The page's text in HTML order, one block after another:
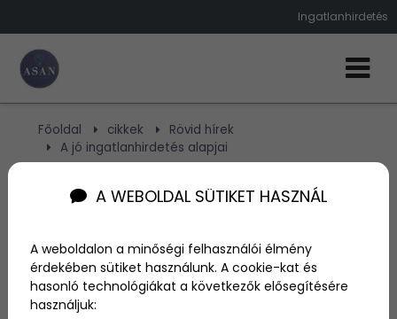
Ingatlanhirdetés
Főoldal cikkek
Rövid hírek
A jó ingatlanhirdetés alapjai
A jó ingatlanhirdetés
alapjai
Szerző: admin
2018. október 29.
A WEBOLDAL SÜTIKET HASZNÁL
A weboldalon a minőségi felhasználói élmény
érdekében sütiket használunk. A cookie-kat és
hasonló technológiákat a következők elősegítésére
használjuk: